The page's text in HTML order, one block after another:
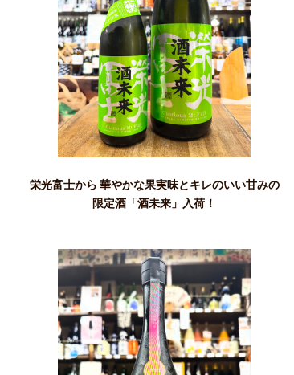
栄光富士から 華やかな果実味とキレのいい甘みの
限定酒「酒未来」入荷！